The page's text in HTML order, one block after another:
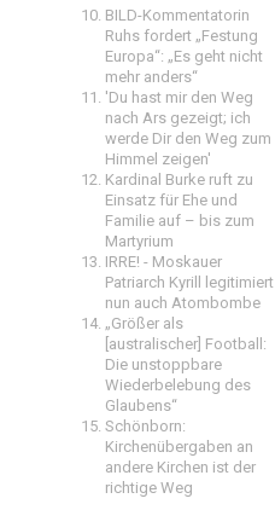
BILD-Kommentatorin
Ruhs fordert „Festung
Europa“: „Es geht nicht
mehr anders“
'Du hast mir den Weg
nach Ars gezeigt; ich
werde Dir den Weg zum
Himmel zeigen'
Kardinal Burke ruft zu
Einsatz für Ehe und
Familie auf – bis zum
Martyrium
IRRE! - Moskauer
Patriarch Kyrill legitimiert
nun auch Atombombe
„Größer als
[australischer] Football:
Die unstoppbare
Wiederbelebung des
Glaubens“
Schönborn:
Kirchenübergaben an
andere Kirchen ist der
richtige Weg